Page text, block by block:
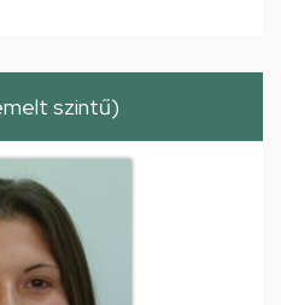
szintű)